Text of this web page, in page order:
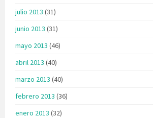
julio 2013 (31)
junio 2013 (31)
mayo 2013 (46)
abril 2013 (40)
marzo 2013 (40)
febrero 2013 (36)
enero 2013 (32)